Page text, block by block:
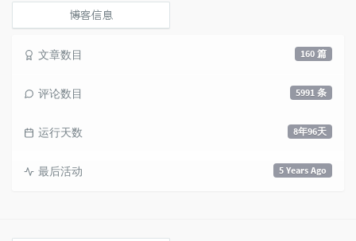
博客信息
160 篇
文章数目
5991 条
评论数目
8年96天
运行天数
5 Years Ago
最后活动